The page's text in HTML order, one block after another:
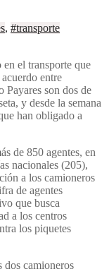
, #transporte
el transporte que
entre
son dos de
y desde la semana
han obligado a
de 850 agentes, en
nacionales (205),
a los camioneros
de agentes
que busca
a los centros
los piquetes
dos camioneros